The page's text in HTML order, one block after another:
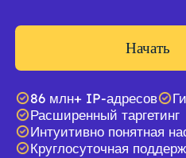
Начать
86 млн+ IP-адресов
Расширенный таргетинг
Интуитивно понятная
Круглосуточная